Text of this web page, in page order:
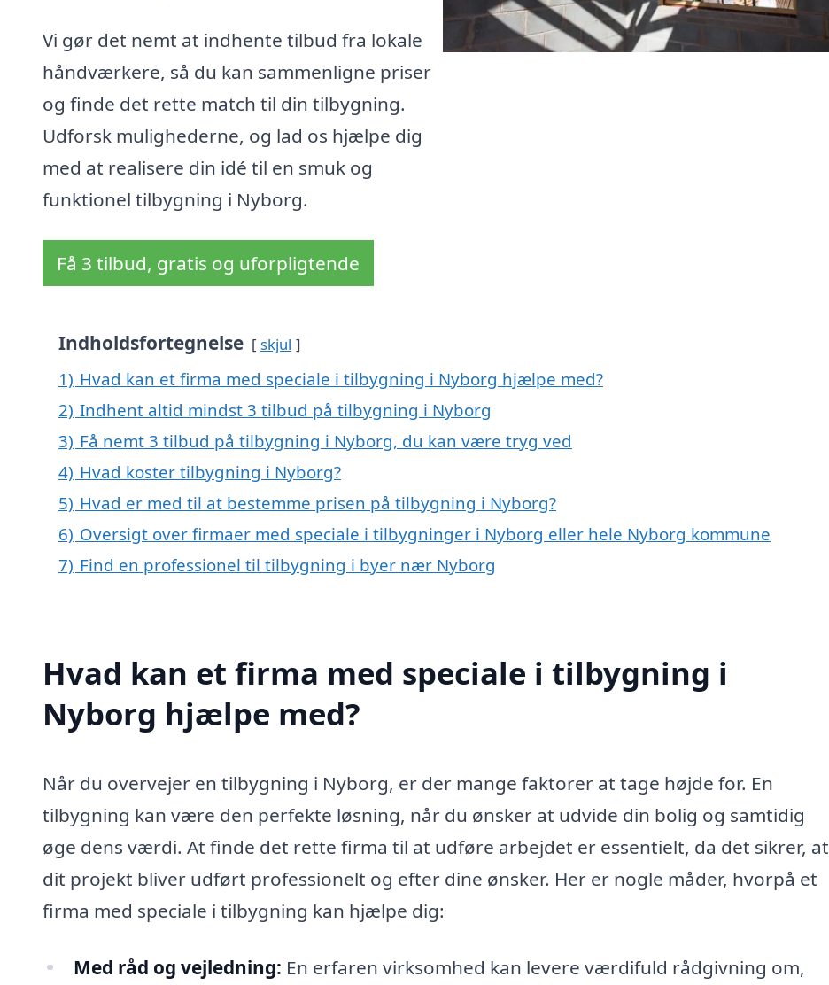
Vi gør det nemt at indhente tilbud fra lokale
håndværkere, så du kan sammenligne priser
og finde det rette match til din tilbygning.
Udforsk mulighederne, og lad os hjælpe dig
med at realisere din idé til en smuk og
funktionel tilbygning i Nyborg.
Få 3 tilbud, gratis og uforpligtende
Indholdsfortegnelse skjul
1) Hvad kan et firma med speciale i tilbygning i Nyborg hjælpe med?
2) Indhent altid mindst 3 tilbud på tilbygning i Nyborg
3) Få nemt 3 tilbud på tilbygning i Nyborg, du kan være tryg ved
4) Hvad koster tilbygning i Nyborg?
5) Hvad er med til at bestemme prisen på tilbygning i Nyborg?
6) Oversigt over firmaer med speciale i tilbygninger i Nyborg eller hele Nyborg kommune
7) Find en professionel til tilbygning i byer nær Nyborg
Hvad kan et firma med speciale i tilbygning i
Nyborg hjælpe med?
Når du overvejer en tilbygning i Nyborg, er der mange faktorer at tage højde for. En
tilbygning kan være den perfekte løsning, når du ønsker at udvide din bolig og samtidig
øge dens værdi. At finde det rette firma til at udføre arbejdet er essentielt, da det sikrer, at
dit projekt bliver udført professionelt og efter dine ønsker. Her er nogle måder, hvorpå et
firma med speciale i tilbygning kan hjælpe dig:
Med råd og vejledning: En erfaren virksomhed kan levere værdifuld rådgivning om,